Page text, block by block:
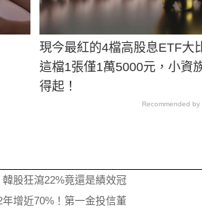
現今最紅的4檔高股息ETF大
這檔1張僅1萬5000元，小資
得起！
Recommended by
股狂瀉22%竟還是績效冠
增近70%！第一金投信董